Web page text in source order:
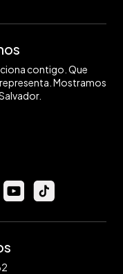
contigo. Que
Mostramos